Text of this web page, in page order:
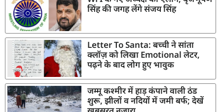
सिंह की जगह लेंगे संजय सिंह
Letter To Santa: बच्ची ने सांता
क्लॉज़ को लिखा Emotional लेटर,
पढ़ने के बाद लोग हुए भावुक
जम्मू कश्मीर में हाड़ कंपाने वाली ठंड
शुरू, झीलों व नदियों में जमी बर्फ; देखें